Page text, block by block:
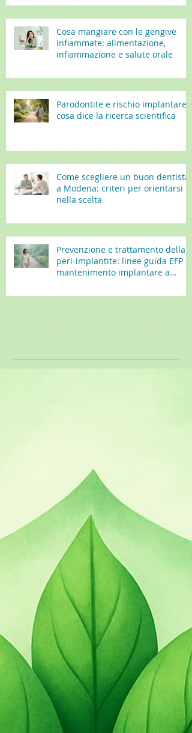
Cosa mangiare con le gengive
infiammate: alimentazione,
infiammazione e salute orale
Parodontite e rischio implantare:
cosa dice la ricerca scientifica
Come scegliere un buon dentista
a Modena: criteri per orientarsi
nella scelta
Prevenzione e trattamento della
peri-implantite: linee guida EFP e
mantenimento implantare a